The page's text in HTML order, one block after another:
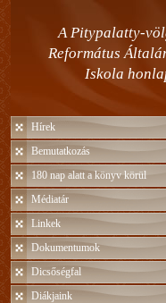
A Pitypalatty-
Református
Iskola
Hírek
Bemutatkozás
180 nap alatt a könyv körül
Médiatár
Linkek
Dokumentumok
Dicsőségfal
Diákjaink